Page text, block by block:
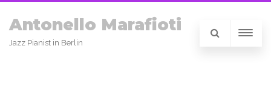
Antonello Marafioti
Jazz Pianist in Berlin